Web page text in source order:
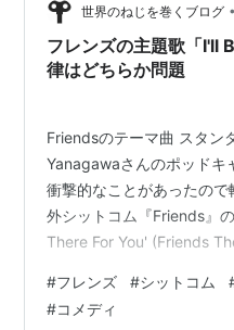
やブラックスタッグみたい
えないし･･･ …
世界のねじを巻くブログ •
フレンズの主題歌「I'll
律はどちらか問題
Friendsのテーマ曲 スタン
Yanagawaさんのポッドキ
衝撃的なことがあったの
外シットコム『Friends』
There For You' (Friends
して、 ※OP(2分頃)~9分ま
ンズ」のテーマ曲について
#フレンズ #シットコム
#コメディ